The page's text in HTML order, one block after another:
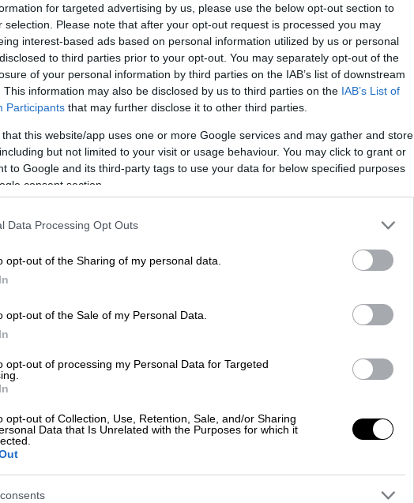
for targeted advertising by us, please use the below opt-out section to
selection. Please note that after your opt-out request is processed you may
interest-based ads based on personal information utilized by us or personal
to third parties prior to your opt-out. You may separately opt-out of the
of your personal information by third parties on the IAB’s list of downstream
This information may also be disclosed by us to third parties on the IAB’s List of
Participants that may further disclose it to other third parties.
that this website/app uses one or more Google services and may gather and store
but not limited to your visit or usage behaviour. You may click to grant or
to Google and its third-party tags to use your data for below specified purposes
consent section.
Data Processing Opt Outs
opt-out of the Sharing of my personal data.
opt-out of the Sale of my Personal Data.
opt-out of processing my Personal Data for Targeted
opt-out of Collection, Use, Retention, Sale, and/or Sharing
Data that Is Unrelated with the Purposes for which it
στους δρόμουςτης περιοχής ένα...
στο σημείο που έπεσε
με μαχαίρι